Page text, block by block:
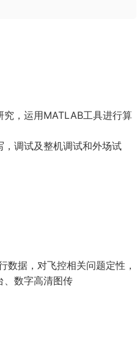
究，运用MATLAB工具进行算
调试及整机调试和外场试
据，对飞控相关问题定性，
、数字高清图传